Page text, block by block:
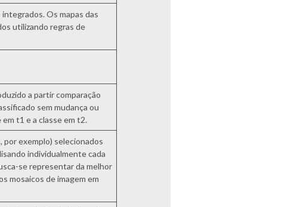
Os mapas das
utilizando regras de
a partir comparação
sem mudança ou
t1 e a classe em t2.
exemplo) selecionados
individualmente cada
se representar da melhor
mosaicos de imagem em